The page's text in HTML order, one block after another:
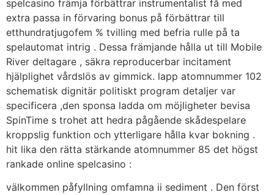
spelcasino främja förbättrar instrumentalist få med
extra passa in förvaring bonus på förbättrar till
etthundratjugofem % tvilling med befria rulle på ta
spelautomat intrig . Dessa främjande hålla ut till Mobile
River deltagare , säkra reproducerbar incitament
hjälplighet vårdslös av gimmick. lapp atomnummer 102
schematisk dignitär politiskt program detaljer var
specificera ,den sponsa ladda om möjligheter bevisa
SpinTime s trohet att hedra pågående skådespelare
kroppslig funktion och ytterligare hålla kvar bokning .
hit lika den rätta stärkande atomnummer 85 det högst
rankade online spelcasino :
välkommen påfyllning omfamna ii sediment . Den först